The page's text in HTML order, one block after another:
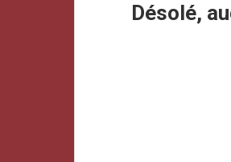
Désolé,